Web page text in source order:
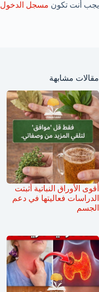
يجب أنت تكون مسجل الدخول
مقالات مشابهة
أقوى الأوراق النباتية أثبتت
الدراسات فعاليتها في دعم
الجسم